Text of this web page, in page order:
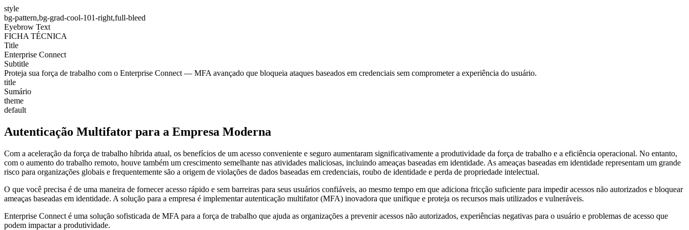
style
bg-pattern,bg-grad-cool-101-right,full-bleed
Eyebrow Text
FICHA TÉCNICA
Title
Enterprise Connect
Subtitle
Proteja sua força de trabalho com o Enterprise Connect — MFA avançado que bloqueia ataques baseados em credenciais sem comprometer a experiência do usuário.
title
Sumário
theme
default
Autenticação Multifator para a Empresa Moderna
Com a aceleração da força de trabalho híbrida atual, os benefícios de um acesso conveniente e seguro aumentaram significativamente a produtividade da força de trabalho e a eficiência operacional. No entanto,
com o aumento do trabalho remoto, houve também um crescimento semelhante nas atividades maliciosas, incluindo ameaças baseadas em identidade. As ameaças baseadas em identidade representam um grande
risco para organizações globais e frequentemente são a origem de violações de dados baseadas em credenciais, roubo de identidade e perda de propriedade intelectual.
O que você precisa é de uma maneira de fornecer acesso rápido e sem barreiras para seus usuários confiáveis, ao mesmo tempo em que adiciona fricção suficiente para impedir acessos não autorizados e bloquear
ameaças baseadas em identidade. A solução para a empresa é implementar autenticação multifator (MFA) inovadora que unifique e proteja os recursos mais utilizados e vulneráveis.
Enterprise Connect é uma solução sofisticada de MFA para a força de trabalho que ajuda as organizações a prevenir acessos não autorizados, experiências negativas para o usuário e problemas de acesso que
podem impactar a produtividade.